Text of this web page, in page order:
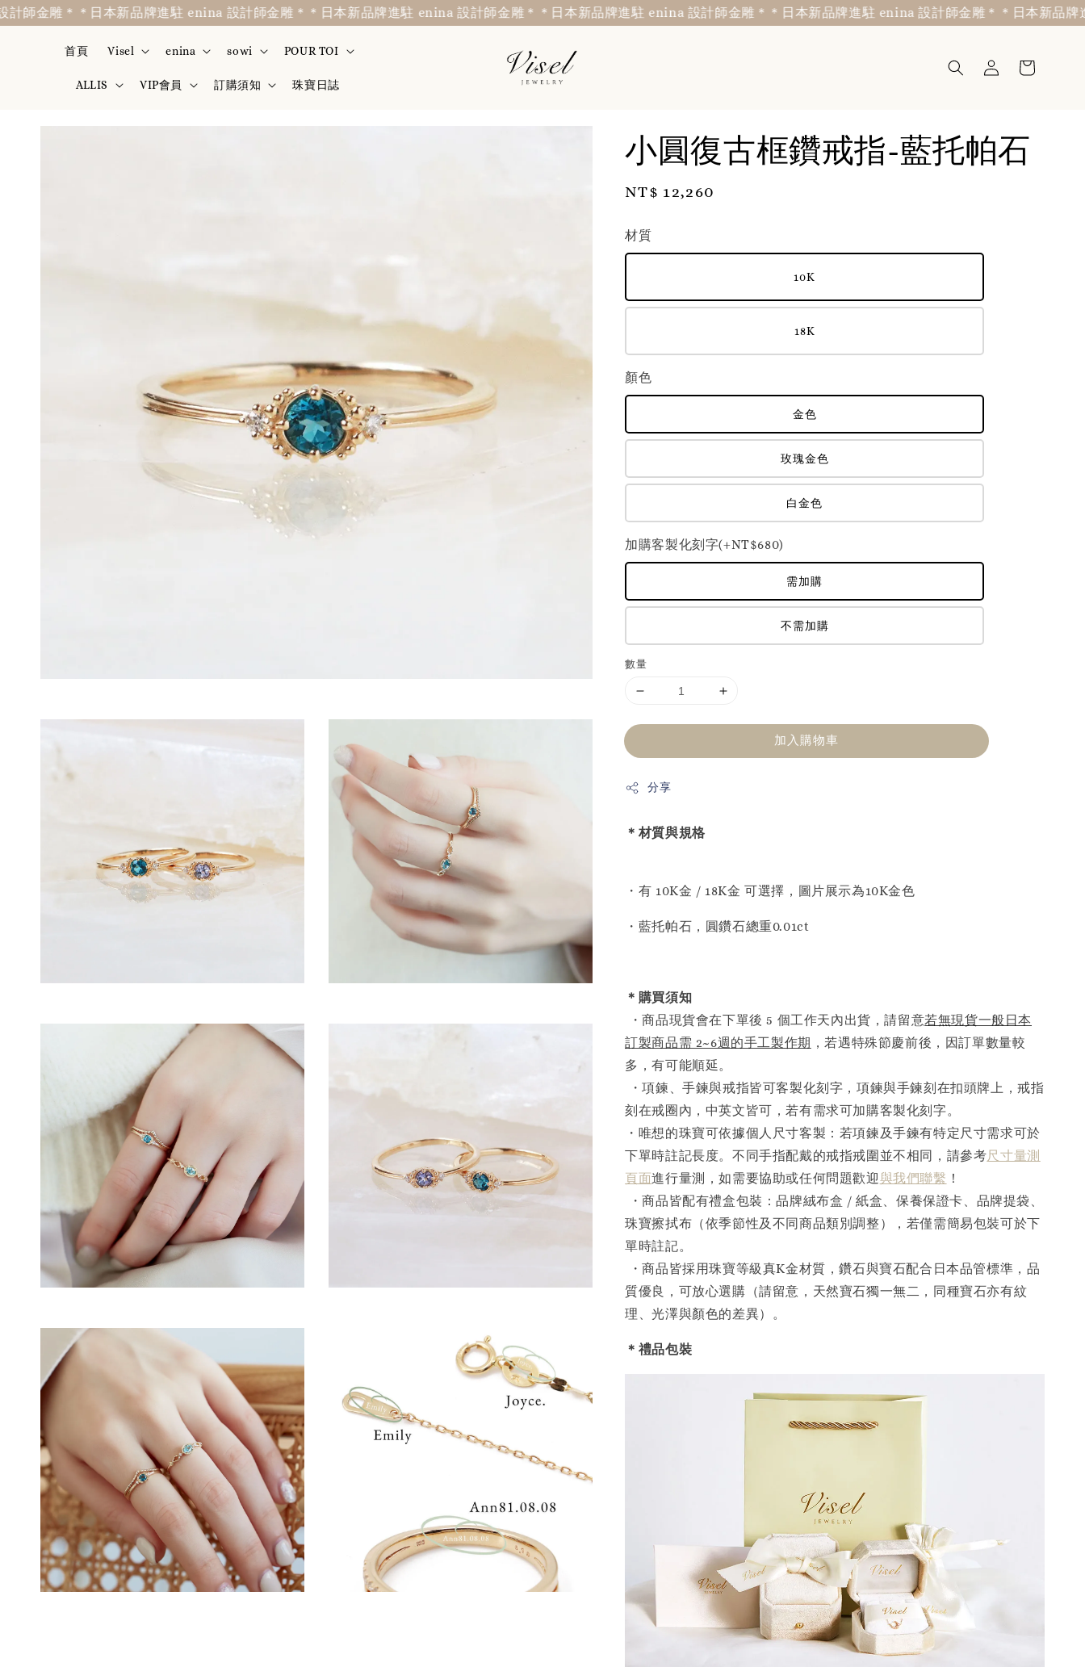
雕＊＊日本新品牌進駐 enina 設計師金雕＊＊日本新品牌進駐 enina 設計師金雕＊＊日本新品牌進駐 enina 設計師金雕＊＊日本新品牌進駐 enina 設計師金雕＊＊日本新品牌進駐
首頁 Visel enina sowi POUR TOI
ALLIS VIP會員 訂購須知 珠寶日誌
小圓復古框鑽戒指-藍托帕石
Regular
NT$ 12,260
材質
10K
18K
顏色
金色
玫瑰金色
白金色
加購客製化刻字(+NT$680)
需加購
不需加購
數量
加入購物車
分享
＊材質與規格
・有 10K金 / 18K金 可選擇，圖片展示為10K金色
・藍托帕石，圓鑽石總重0.01ct
＊購買須知
・商品現貨會在下單後 5 個工作天內出貨，請留意若無現貨一般日本
訂製商品需 2~6週的手工製作期 ，若遇特殊節慶前後，因訂單數量較
多，有可能順延。
・項鍊、手鍊與戒指皆可客製化刻字，項鍊與手鍊刻在扣頭牌上，戒指
刻在戒圈內，中英文皆可，若有需求可加購客製化刻字。
・唯想的珠寶可依據個人尺寸客製：若項鍊及手鍊有特定尺寸需求可於
下單時註記長度。不同手指配戴的戒指戒圍並不相同，請參考尺寸量測
頁面進行量測，如需要協助或任何問題歡迎與我們聯繫 ！
・商品皆配有禮盒包裝：品牌絨布盒 / 紙盒、保養保證卡、品牌提袋、
珠寶擦拭布（依季節性及不同商品類別調整），若僅需簡易包裝可於下
單時註記。
・商品皆採用珠寶等級真K金材質，鑽石與寶石配合日本品管標準，品
質優良，可放心選購（請留意，天然寶石獨一無二，同種寶石亦有紋
理、光澤與顏色的差異）。
＊禮品包裝